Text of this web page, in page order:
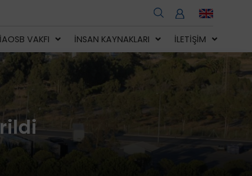
İAOSB VAKFI İNSAN KAYNAKLARI İLETIŞIM